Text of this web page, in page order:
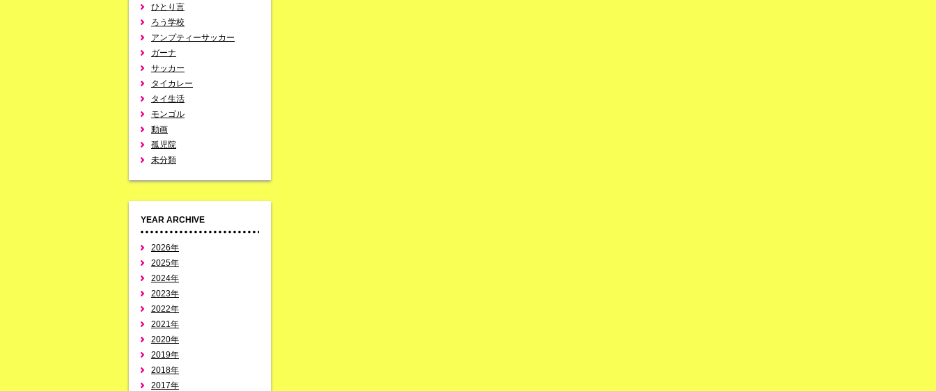
ひとり言
ろう学校
アンプティーサッカー
ガーナ
サッカー
タイカレー
タイ生活
モンゴル
動画
孤児院
未分類
YEAR ARCHIVE
2026年
2025年
2024年
2023年
2022年
2021年
2020年
2019年
2018年
2017年